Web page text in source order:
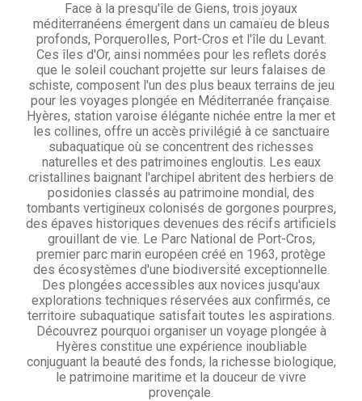
Face à la presqu'île de Giens, trois joyaux
méditerranéens émergent dans un camaïeu de bleus
profonds, Porquerolles, Port-Cros et l'île du Levant.
Ces îles d'Or, ainsi nommées pour les reflets dorés
que le soleil couchant projette sur leurs falaises de
schiste, composent l'un des plus beaux terrains de jeu
pour les voyages plongée en Méditerranée française.
Hyères, station varoise élégante nichée entre la mer et
les collines, offre un accès privilégié à ce sanctuaire
subaquatique où se concentrent des richesses
naturelles et des patrimoines engloutis. Les eaux
cristallines baignant l'archipel abritent des herbiers de
posidonies classés au patrimoine mondial, des
tombants vertigineux colonisés de gorgones pourpres,
des épaves historiques devenues des récifs artificiels
grouillant de vie. Le Parc National de Port-Cros,
premier parc marin européen créé en 1963, protège
des écosystèmes d'une biodiversité exceptionnelle.
Des plongées accessibles aux novices jusqu'aux
explorations techniques réservées aux confirmés, ce
territoire subaquatique satisfait toutes les aspirations.
Découvrez pourquoi organiser un voyage plongée à
Hyères constitue une expérience inoubliable
conjuguant la beauté des fonds, la richesse biologique,
le patrimoine maritime et la douceur de vivre
provençale.